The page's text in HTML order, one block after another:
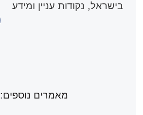
בישראל, נקודות עניין ומידע
מאמרים נוספים: